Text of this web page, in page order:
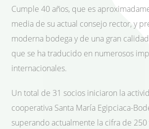
Cumple 40 años, que es
media de su actual consejo rector, y
moderna bodega y de una gran
que se ha traducido en numerosos
internacionales.
Un total de 31 socios iniciaron la
cooperativa Santa María Egipciaca-
superando actualmente la cifra de